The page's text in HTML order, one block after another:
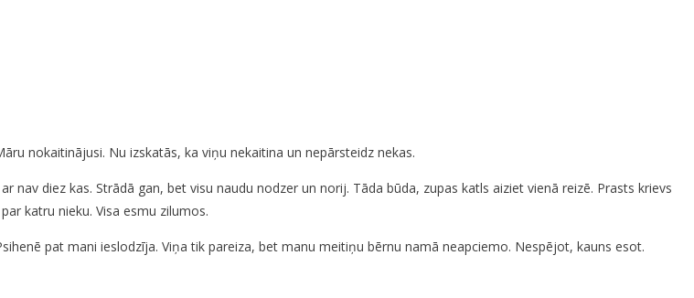
nokaitinājusi. Nu izskatās, ka viņu nekaitina un nepārsteidz nekas.
nav diez kas. Strādā gan, bet visu naudu nodzer un norij. Tāda būda, zupas katls aiziet vienā reizē. Prasts krievs
katru nieku. Visa esmu zilumos.
pat mani ieslodzīja. Viņa tik pareiza, bet manu meitiņu bērnu namā neapciemo. Nespējot, kauns esot.